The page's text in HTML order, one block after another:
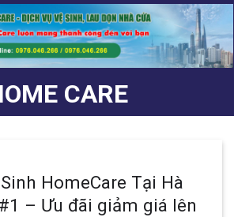
CARE
HomeCare Tại Hà
– Ưu đãi giảm giá lên